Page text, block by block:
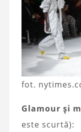
fot.
Glamour și
este scurtă):